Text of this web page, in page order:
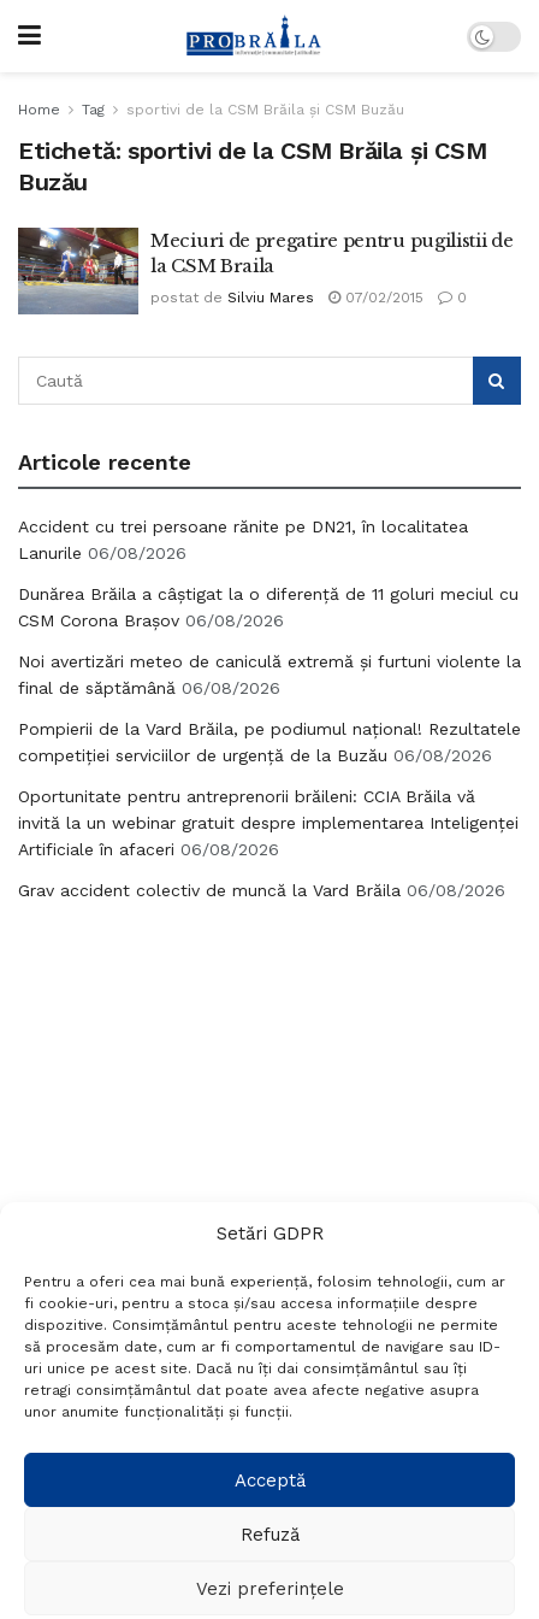
Setări GDPR
Pentru a oferi cea mai bună experiență, folosim tehnologii, cum ar
fi cookie-uri, pentru a stoca și/sau accesa informațiile despre
dispozitive. Consimțământul pentru aceste tehnologii ne permite
să procesăm date, cum ar fi comportamentul de navigare sau ID-
uri unice pe acest site. Dacă nu îți dai consimțământul sau îți
retragi consimțământul dat poate avea afecte negative asupra
unor anumite funcționalități și funcții.
Acceptă
Refuză
Vezi preferințele
Home Tag sportivi de la CSM Brăila și CSM Buzău
Etichetă: sportivi de la CSM Brăila și CSM
Buzău
Meciuri de pregatire pentru pugilistii de
la CSM Braila
postat de Silviu Mares 07/02/2015 0
Articole recente
Accident cu trei persoane rănite pe DN21, în localitatea
Lanurile 06/08/2026
Dunărea Brăila a câștigat la o diferență de 11 goluri meciul cu
CSM Corona Brașov 06/08/2026
Noi avertizări meteo de caniculă extremă și furtuni violente la
final de săptămână 06/08/2026
Pompierii de la Vard Brăila, pe podiumul național! Rezultatele
competiției serviciilor de urgență de la Buzău 06/08/2026
Oportunitate pentru antreprenorii brăileni: CCIA Brăila vă
invită la un webinar gratuit despre implementarea Inteligenței
Artificiale în afaceri 06/08/2026
Grav accident colectiv de muncă la Vard Brăila 06/08/2026
Termeni si conditii
Politică de confidențialitate
Politica cookies
Setări GDPR
+40 788 760 194